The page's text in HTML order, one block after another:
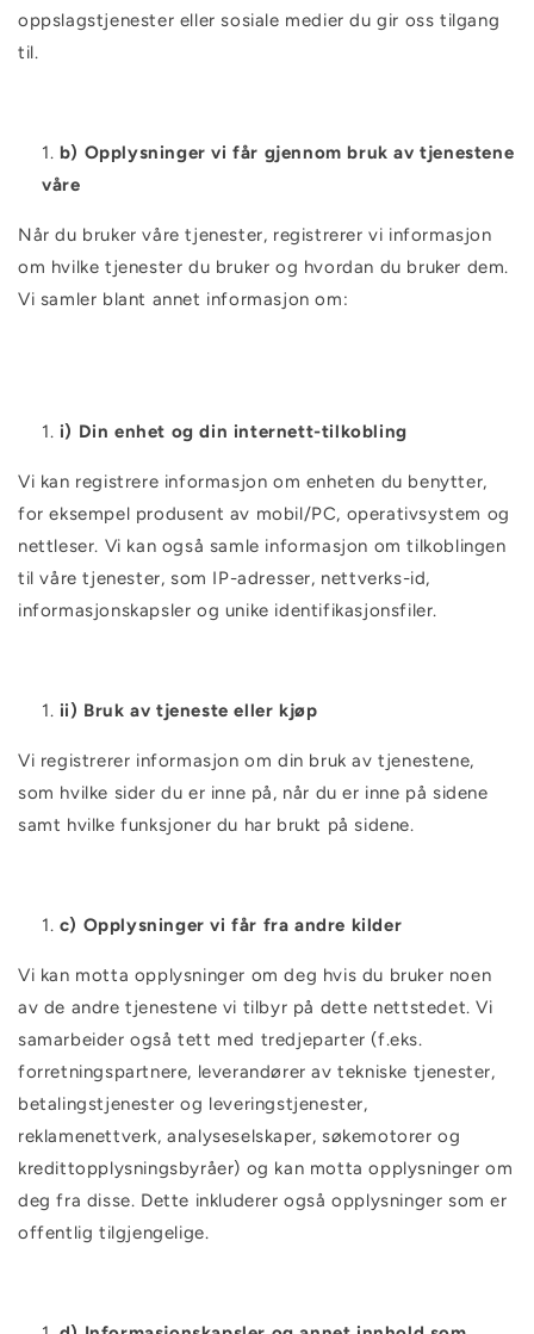
oppslagstjenester eller sosiale medier du gir oss tilgang
til.
b) Opplysninger vi får gjennom bruk av tjenestene
våre
Når du bruker våre tjenester, registrerer vi informasjon
om hvilke tjenester du bruker og hvordan du bruker dem.
Vi samler blant annet informasjon om:
i) Din enhet og din internett-tilkobling
Vi kan registrere informasjon om enheten du benytter,
for eksempel produsent av mobil/PC, operativsystem og
nettleser. Vi kan også samle informasjon om tilkoblingen
til våre tjenester, som IP-adresser, nettverks-id,
informasjonskapsler og unike identifikasjonsfiler.
ii) Bruk av tjeneste eller kjøp
Vi registrerer informasjon om din bruk av tjenestene,
som hvilke sider du er inne på, når du er inne på sidene
samt hvilke funksjoner du har brukt på sidene.
c) Opplysninger vi får fra andre kilder
Vi kan motta opplysninger om deg hvis du bruker noen
av de andre tjenestene vi tilbyr på dette nettstedet. Vi
samarbeider også tett med tredjeparter (f.eks.
forretningspartnere, leverandører av tekniske tjenester,
betalingstjenester og leveringstjenester,
reklamenettverk, analyseselskaper, søkemotorer og
kredittopplysningsbyråer) og kan motta opplysninger om
deg fra disse. Dette inkluderer også opplysninger som er
offentlig tilgjengelige.